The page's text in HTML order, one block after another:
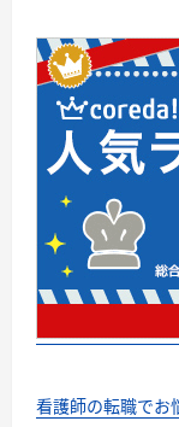
看護師の転職でお